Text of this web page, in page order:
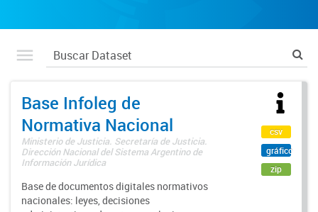
Base Infoleg de
Normativa Nacional
Ministerio de Justicia. Secretaría de Justicia.
Dirección Nacional del Sistema Argentino de
Información Jurídica
Base de documentos digitales normativos
nacionales: leyes, decisiones
csv
gráfico
zip